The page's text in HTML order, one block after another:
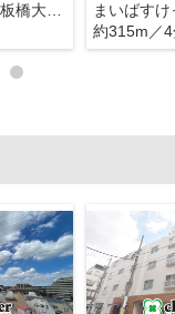
ビッグ･エー 板橋大山店
約315m／